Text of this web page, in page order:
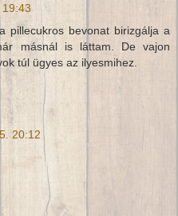
19:43
pillecukros bevonat birizgálja a
másnál is láttam. De vajon
túl ügyes az ilyesmihez.
20:12